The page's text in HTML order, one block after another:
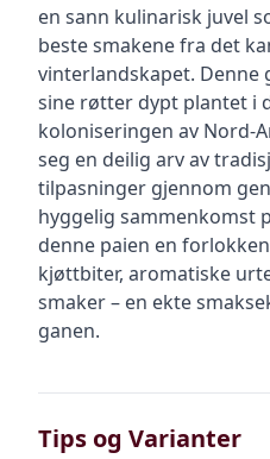
en sann kulinarisk juvel
beste smakene fra det
vinterlandskapet.
sine røtter dypt plantet i
koloniseringen av Nord-
seg en deilig arv av
tilpasninger gjennom
hyggelig sammenkomst
denne paien en
kjøttbiter, aromatiske
smaker – en ekte
ganen.
Tips og Varianter